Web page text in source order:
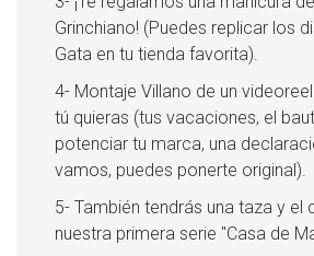
Grinchiano! (Puedes replicar los
Gata en tu tienda favorita).
4- Montaje Villano de un
tú quieras (tus vacaciones, el
potenciar tu marca, una
vamos, puedes ponerte original).
5- También tendrás una taza y el
nuestra primera serie "Casa de